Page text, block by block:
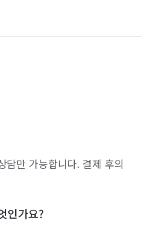
담만 가능합니다. 결제 후의
인가요?